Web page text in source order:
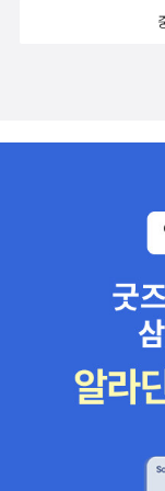
r 로알드 달의 책에
서 얼마나 드러웠던
보고 싶은 책이기
가 이뻤던 그림책이
매했을때, 로알드 달
목이 큰데 비해, 외서
의 네임밸류를 느끼
매하게 하는것 같습
e 동물이 주인공이